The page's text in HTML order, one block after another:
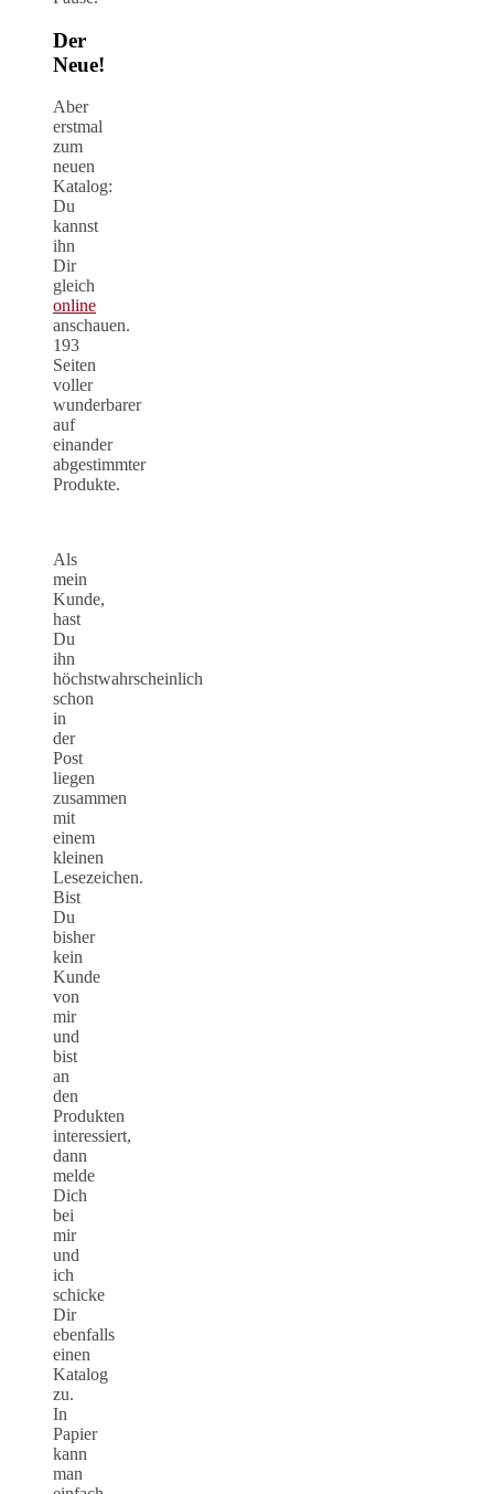
Der
Neue!
Aber
erstmal
zum
neuen
Katalog:
Du
kannst
ihn
Dir
gleich
online
anschauen.
193
Seiten
voller
wunderbarer
auf
einander
abgestimmter
Produkte.
Als
mein
Kunde,
hast
Du
ihn
höchstwahrscheinlich
schon
in
der
Post
liegen
zusammen
mit
einem
kleinen
Lesezeichen.
Bist
Du
bisher
kein
Kunde
von
mir
und
bist
an
den
Produkten
interessiert,
dann
melde
Dich
bei
mir
und
ich
schicke
Dir
ebenfalls
einen
Katalog
zu.
In
Papier
kann
man